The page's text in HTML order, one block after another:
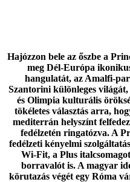
Hajózzon bele az őszbe a
meg Dél-Európa
hangulatát, az Amalfi-
Szantorini különleges
és Olimpia kulturális
tökéletes választás arra,
mediterrán helyszínt
fedélzetén ringatózva. A
fedélzeti kényelmi
Wi-Fit, a Plus
borravalót is. A magyar
körutazás végét egy Róma